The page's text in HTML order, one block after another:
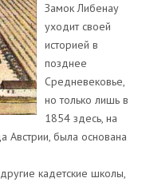
Замок Либенау
уходит своей
историей в
позднее
Средневековье,
но только лишь в
1854 здесь, на
Австрии, была основана
кадетские школы,